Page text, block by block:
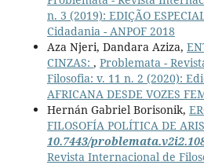
n. 3 (2019): EDIÇÃO
Cidadania - ANPOF 2018
Aza Njeri, Dandara Aziza,
CINZAS: , Problemata -
Filosofia: v. 11 n. 2 (2020):
AFRICANA DESDE VOZES
Hernán Gabriel Borisonik,
FILOSOFÍA POLÍTICA DE
10.7443/
Revista Internacional de